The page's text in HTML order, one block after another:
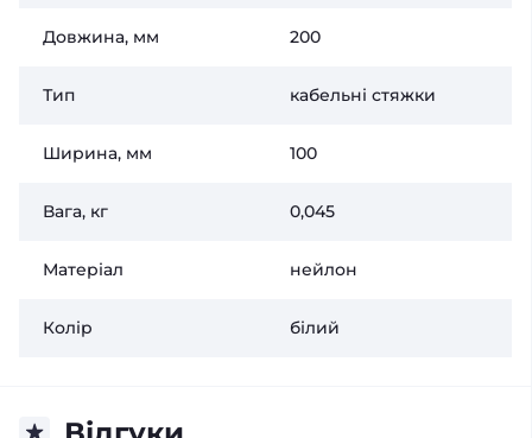
Довжина, мм 200
Тип кабельні стяжки
Ширина, мм 100
Вага, кг 0,045
Матеріал нейлон
Колір білий